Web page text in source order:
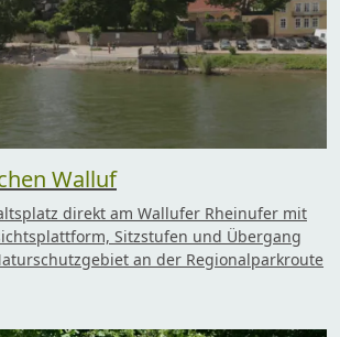
Walluf
direkt am Wallufer Rheinufer mit
Sitzstufen und Übergang
an der Regionalparkroute